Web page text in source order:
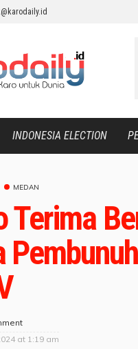
INDONESIA ELECTION
MEDAN
Terima
at 1:19 am